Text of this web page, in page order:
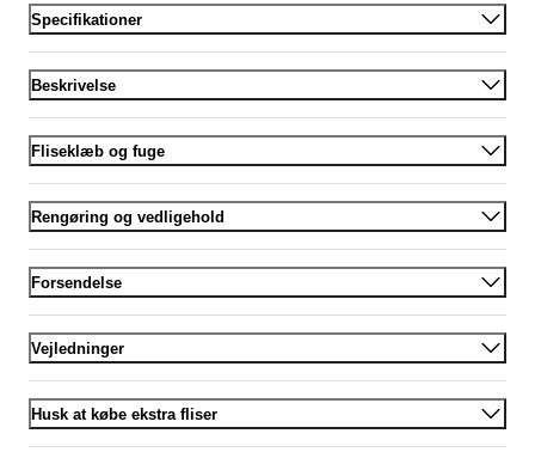
Specifikationer
Beskrivelse
Fliseklæb og fuge
Rengøring og vedligehold
Forsendelse
Vejledninger
Husk at købe ekstra fliser